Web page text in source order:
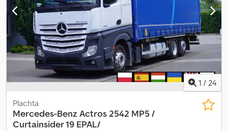
1 / 24
Plachta
Mercedes-Benz Actros 2542 MP5 /
Curtainsider 19 EPAL/